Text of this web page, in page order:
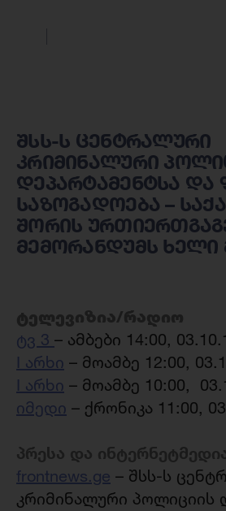
შსს-ს ცენტრალური
კრიმინალური
დეპარტამენტსა და
საზოგადოება –
შორის
მემორანდუმს ხელი
ტელევიზია/რადიო
ტვ 3 – ამბები 14:00,
I არხი – მოამბე 12:00,
I არხი – მოამბე 10:00,
იმედი – ქრონიკა 11:00,
პრესა და
frontnews.ge – შსს-ს
კრიმინალური პოლიციის